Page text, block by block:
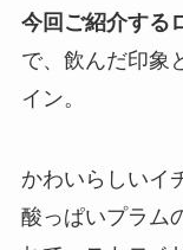
今回ご紹介する
で、飲んだ印象
イン。
かわいらしいイ
酸っぱいプラム